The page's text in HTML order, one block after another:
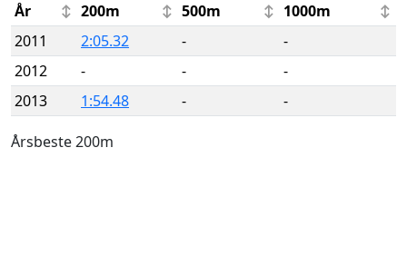
År
200m 500m
1000m
2011
2:05.32 -
-
2012
- -
-
2013
1:54.48 - -
Årsbeste 200m